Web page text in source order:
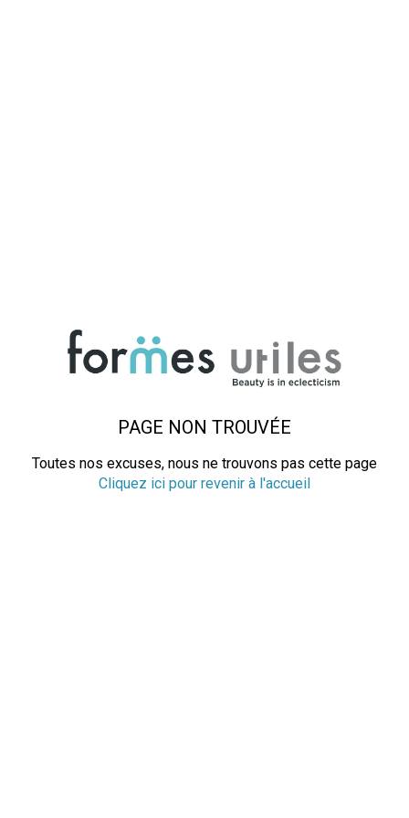
PAGE NON TROUVÉE
Toutes nos excuses, nous ne trouvons pas cette page
Cliquez ici pour revenir à l'accueil